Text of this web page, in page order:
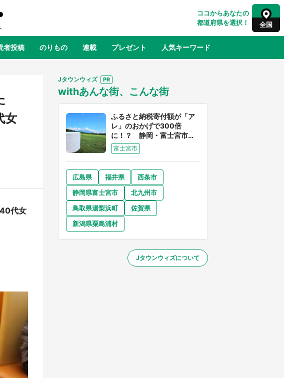
ココからあなたの
都道府県を選択！
全国
山形 福島
群馬 千葉 東京 神奈川
奈良 和歌山
山口
愛媛
大分 宮崎
者投稿 のりもの 連載 プレゼント 人気キーワード
まる町へ ふるさと納税
イキュー！！』×老
『小林さんちのメイドラゴン』と舞台
のモデル・越谷がコラボ 田んぼアー
トの見頃にあわせて企画続々【7／31
～】
女
代女
Jタウンウィズ
withあんな街、こんな街
ふるさと納税寄付額が「ア
レ」のおかげで300倍
に！？ 静岡・富士宮市は
富士山産の魅力あふれるス
ゴイ街
富士宮市
広島県 福井県
西条市
静岡県富士宮市
北九州市
鳥取県湯梨浜町
佐賀県
新潟県粟島浦村
Jタウンウィズについて